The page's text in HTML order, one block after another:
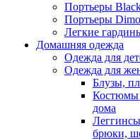
Портьеры
Портьеры
Легкие
Домашняя одежда
Одежда для
Одежда для
Блузы,
Костюмы
дома
брюки,